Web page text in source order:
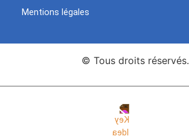
Mentions légales
© Tous droits réservés.